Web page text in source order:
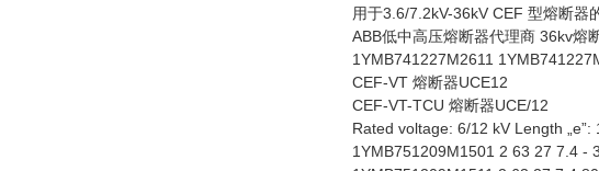
用于3.6/7.2kV-36kV CEF 型熔断
ABB低中高压熔断器代理商 36kv
1YMB741227M2611
CEF-VT 熔断器UCE12
CEF-VT-TCU 熔断器UCE/12
Rated voltage: 6/12 kV Length „e”:
1YMB751209M1501 2 63 27 7.4 -